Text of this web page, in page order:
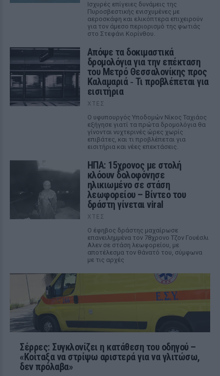
Ισχυρές επίγειες δυνάμεις της
Πυροσβεστικής ενισχυμένες με
αεροσκάφη και ελικόπτερα επιχειρούν
για τον άμεσο περιορισμό της φωτιάς
στο Στεφάνι Κορίνθου.
Απόψε τα δοκιμαστικά
δρομολόγια για την επέκταση
του Μετρό Θεσσαλονίκης προς
Καλαμαριά ‑ Τι προβλέπεται για
εισιτήρια
ΧΤΕΣ
Ο υφυπουργός Υποδομών Νίκος Ταχιάος
εξήγησε γιατί τα πρώτα δρομολόγια θα
γίνονται νυχτερινές ώρες χωρίς
επιβάτες, και τι προβλέπεται για
εισιτήρια και νέες επεκτάσεις.
ΗΠΑ: 15χρονος με στολή
κλόουν δολοφόνησε
ηλικιωμένο σε στάση
λεωφορείου – Βίντεο του
δράστη γίνεται viral
ΧΤΕΣ
Ο έφηβος δράστης μαχαίρωσε
επανειλημμένα τον 78χρονο Τζον Γουέσλι
Αλεν σε στάση λεωφορείου, με
αποτέλεσμα τον θάνατό του, σύμφωνα
με τις αρχές
Σέρρες: Συγκλονίζει η κατάθεση του οδηγού –
«Κοίταξα να στρίψω αριστερά για να γλιτώσω,
δεν πρόλαβα»